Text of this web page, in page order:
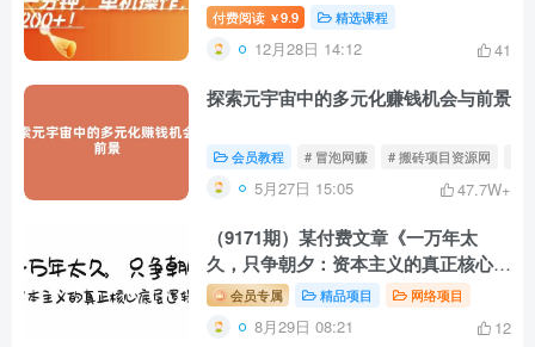
付费阅读 ￥9.9 精选课程
12月28日 14:12 41
探索元宇宙中的多元化赚钱机会与前景
会员教程 # 冒泡网赚 # 搬砖项目资源网
5月27日 15:05 47.7W+
（9171期）某付费文章《一万年太
久，只争朝夕：资本主义的真正核心底
层逻辑》
会员专属 精品项目 网络项目
8月29日 08:21 12